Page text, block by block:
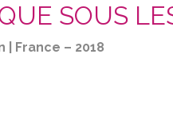
SOUS
| France – 2018